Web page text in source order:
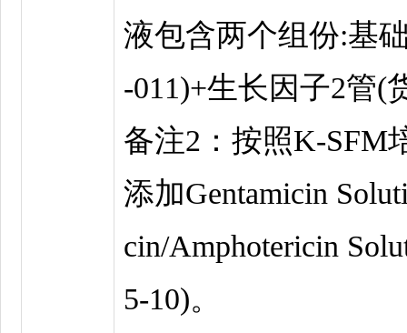
液包含两个组份:基
-011)+生长因子2管(
备注2：按照K-SFM
添加Gentamicin
cin/Amphotericin
5-10)。